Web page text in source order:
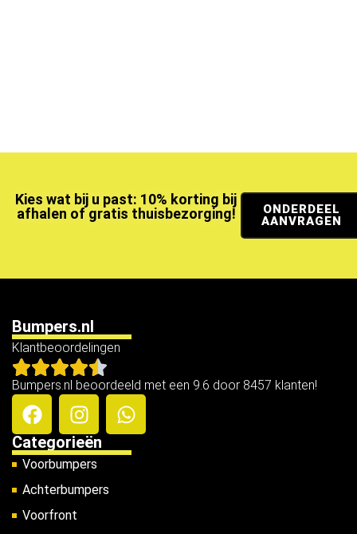
Kies wat bij u past: 10% korting bij
afhalen of gratis thuisbezorging!
ONDERDEEL
AANVRAGEN
Bumpers.nl
Klantbeoordelingen
Bumpers.nl beoordeeld met een 9.6 door 8457 klanten!
Categorieën
Voorbumpers
Achterbumpers
Voorfront